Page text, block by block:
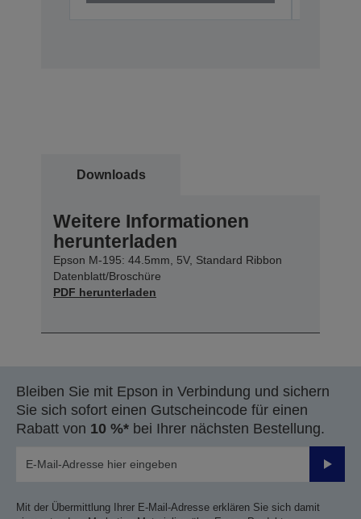
Downloads
Weitere Informationen
herunterladen
Epson M-195: 44.5mm, 5V, Standard Ribbon
Datenblatt/Broschüre
PDF herunterladen
Bleiben Sie mit Epson in Verbindung und sichern
Sie sich sofort einen Gutscheincode für einen
Rabatt von 10 %* bei Ihrer nächsten Bestellung.
Mit der Übermittlung Ihrer E-Mail-Adresse erklären Sie sich damit